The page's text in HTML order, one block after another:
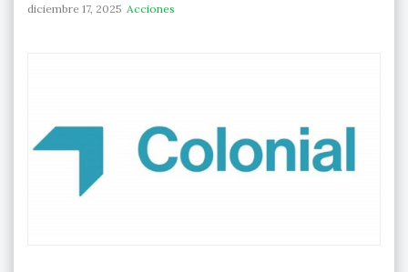
diciembre 17, 2025 Acciones